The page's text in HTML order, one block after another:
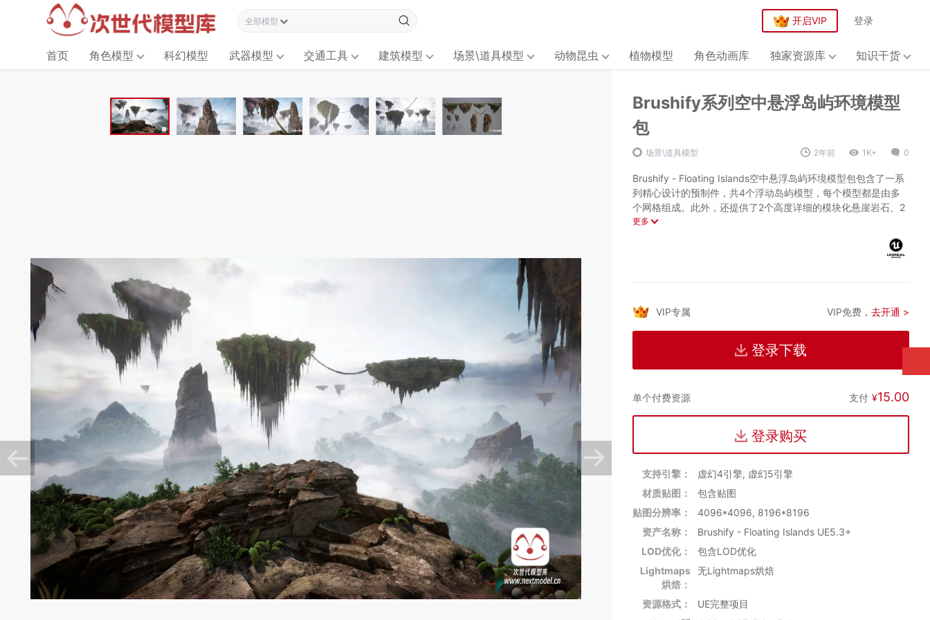
全部模型资源 开启VIP 登录
首页 角色模型 科幻模型 武器模型 交通工具 建筑模型 场景\道具模型 动物昆虫 植物模型 角色动画库 独家资源库 知识干货
Brushify系列空中悬浮岛屿环境模型
包
场景\道具模型 2年前 1K+ 0
Brushify - Floating Islands空中悬浮岛屿环境模型包包含了一系
列精心设计的预制件，共4个浮动岛屿模型，每个模型都是由多
个网格组成。此外，还提供了2个高度详细的模块化悬崖岩石、2
个悬挂式石笋、以及丰富的植被元素，如悬挂的藤蔓、根系和灌
木等。这些元素可以轻松组合在一起，创造出多样化的游戏场
景。所有模型均采用高精度纹理，其中植物和岩石的纹理最高可
屿”模型包配备了一款自动材质——Brushify Landscape Auto
少距离的平铺特征、3级LOD系统（远、中、近）以及优化过的
着色器覆盖效果和流动映射。这一功能使得用户能够在广阔的地
滩、沙丘、泥地、陨石坑等。
深度优化
为了进一步提高游戏性能，模型包中的所有网格物体均支持5级
LOD，这有助于在游戏中根据不同距离显示不同细节级别的模
兼容性
该模型包与虚幻引擎5的最新技术——Nanite和Lumen完全兼
腻的画面效果。
更多
VIP专属 VIP免费， 去开通 >
登录下载
单个付费资源 支付 ¥15.00
登录购买
支持引擎：
虚幻4引擎, 虚幻5引擎
材质贴图：
包含贴图
贴图分辨率：
4096*4096, 8196*8196
资产名称：
Brushify - Floating Islands UE5.3+
LOD优化：
包含LOD优化
Lightmaps
烘焙：
无Lightmaps烘焙
资源格式：
UE完整项目